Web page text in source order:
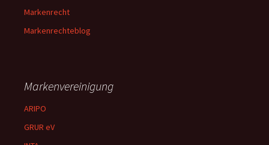
Markenrecht
Markenrechteblog
Markenvereinigung
ARIPO
GRUR eV